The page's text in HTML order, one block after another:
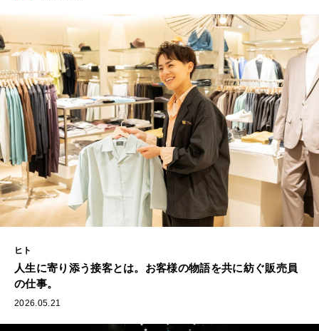
ヒト
人生に寄り添う接客とは。お客様の物語を共に紡ぐ販売員
の仕事。
2026.05.21